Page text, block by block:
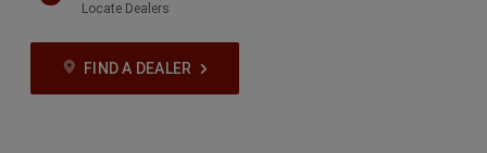
Locate Dealers
FIND A DEALER